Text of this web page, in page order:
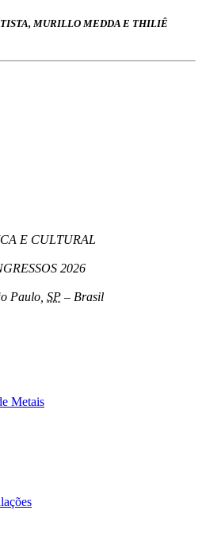
MURILLO MEDDA E THILIÊ
E CULTURAL
2026
Paulo SP – Brasil
Metais